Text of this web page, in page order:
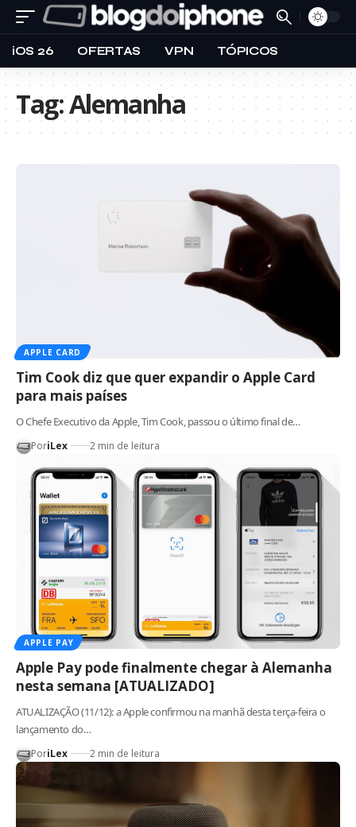
iOS 26 OFERTAS VPN TÓPICOS
Tag:Alemanha
APPLE CARD
Tim Cook diz que quer expandir o Apple Card
para mais países
O Chefe Executivo da Apple, Tim Cook, passou o último final de…
PoriLex 2 min de leitura
APPLE PAY
Apple Pay pode finalmente chegar à Alemanha
nesta semana [ATUALIZADO]
ATUALIZAÇÃO (11/12): a Apple confirmou na manhã desta terça-feira o
lançamento do…
PoriLex 2 min de leitura